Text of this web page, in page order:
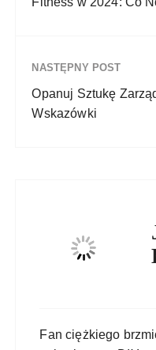
NASTĘPNY POST
Opanuj Sztukę
Wskazówki
Fan ciężkiego